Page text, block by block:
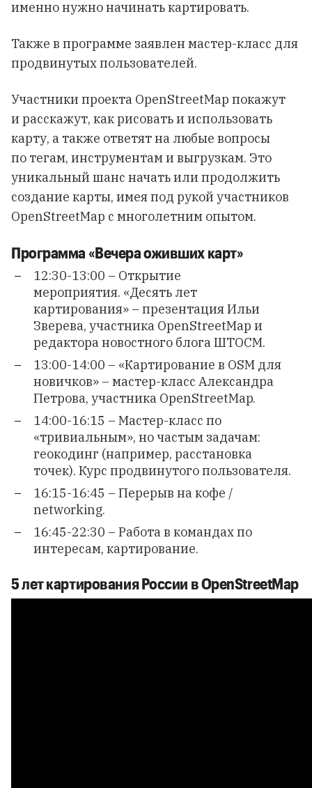
именно нужно начинать картировать.
Также в программе заявлен мастер-класс для
продвинутых пользователей.
Участники проекта OpenStreetMap покажут
и расскажут, как рисовать и использовать
карту, а также ответят на любые вопросы
по тегам, инструментам и выгрузкам. Это
уникальный шанс начать или продолжить
создание карты, имея под рукой участников
OpenStreetMap с многолетним опытом.
Программа «Вечера оживших карт»
12:30-13:00 – Открытие
мероприятия. «Десять лет
картирования» – презентация Ильи
Зверева, участника OpenStreetMap и
редакторановостного блога ШТОСМ.
13:00-14:00 – «Картирование в OSM для
новичков» – мастер-класс Александра
Петрова, участника OpenStreetMap.
14:00-16:15 – Мастер-класс по
«тривиальным», но частым задачам:
геокодинг (например, расстановка
точек). Курс продвинутого пользователя.
16:15-16:45 – Перерыв на кофе /
networking.
16:45-22:30 – Работа в командах по
интересам, картирование.
5 лет картирования России в OpenStreetMap